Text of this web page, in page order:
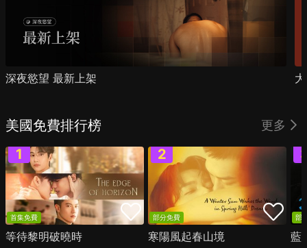
深夜慾望 最新上架
美國免費排行榜 更多
首集免費
等待黎明破曉時
部分免費
寒陽風起春山境
部
藍